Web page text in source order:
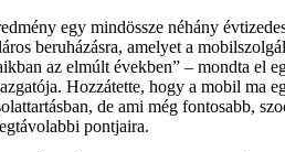
egy mindössze néhány
beruházásra, amelyet a
az elmúlt években” – mondta el
Hozzátette, hogy a mobil ma
de ami még fontosabb,
pontjaira.